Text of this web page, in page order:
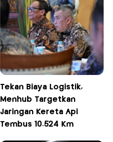
Tekan Biaya Logistik,
Menhub Targetkan
Jaringan Kereta Api
Tembus 10.524 Km